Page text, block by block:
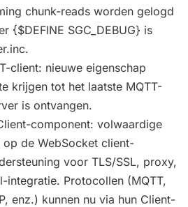
chunk-reads worden gelogd
{$DEFINE SGC_DEBUG} is
client: nieuwe eigenschap
krijgen tot het laatste MQTT-
is ontvangen.
component: volwaardige
de WebSocket client-
voor TLS/SSL, proxy,
Protocollen (MQTT,
enz.) kunnen nu via hun Client-